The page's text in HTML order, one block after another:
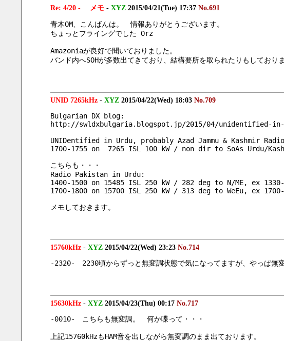
Re: 4/20 - メモ- XYZ 2015/04/21(Tue) 17:37 No.691
青木OM、こんばんは。　情報ありがとうございます。
ちょっとフライングでした Orz
Amazoniaが良好で聞いておりました。
バンド内へSOHが多数出てきており、結構要所を取られたりもしており
UNID 7265kHz- XYZ 2015/04/22(Wed) 18:03 No.709
Bulgarian DX blog:
http://swldxbulgaria.blogspot.jp/2015/04/unidentified-in-
UNIDentified in Urdu, probably Azad Jammu & Kashmir
1700-1755 on  7265 ISL 100 kW / non dir to SoAs Urdu/
こちらも・・・
Radio Pakistan in Urdu:
1400-1500 on 15485 ISL 250 kW / 282 deg to N/ME, ex
1700-1800 on 15700 ISL 250 kW / 313 deg to WeEu, ex
メモしておきます。
15760kHz- XYZ 2015/04/22(Wed) 23:23 No.714
-2320-　2230頃からずっと無変調状態で気になってますが、やっぱ無
15630kHz- XYZ 2015/04/23(Thu) 00:17 No.717
-0010-　こちらも無変調。　何か喋って・・・
上記15760kHzもHAM音を出しながら無変調のまま出ております。